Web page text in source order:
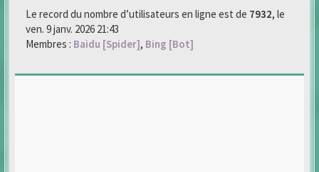
Le record du nombre d’utilisateurs en ligne est de 7932, le
ven. 9 janv. 2026 21:43
Membres : Baidu [Spider], Bing [Bot]